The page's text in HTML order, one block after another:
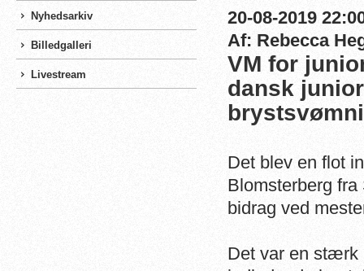
Nyhedsarkiv
Billedgalleri
Livestream
20-08-2019
Af: Rebecca
VM for
dansk
Det blev en flot
Blomsterberg
bidrag ved
Det var en stærk